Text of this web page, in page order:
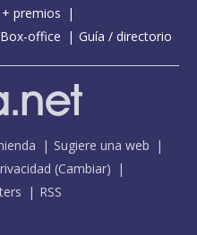
premios
Box-office Guía / directorio
Sugiere una web
(Cambiar)
RSS